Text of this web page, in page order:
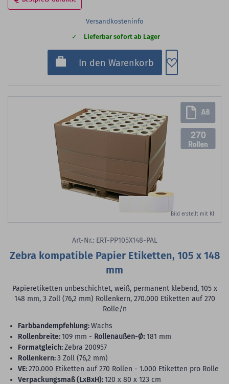
Versandkosteninfo
Lieferbar sofort ab Lager
In den Warenkorb Zum
270
Bild erstellt mit KI
Art-Nr.: ERT-PP105X148-PAL
Zebra kompatible Papier Etiketten, 105 x 148
mm
Papieretiketten unbeschichtet, weiß, permanent klebend, 105 x
148 mm, 3 Zoll (76,2 mm) Rollenkern, 270.000 Etiketten auf 270
Rolle/n
Farbbandempfehlung:Wachs
Rollenbreite:109 mm - Rollenaußen-Ø: 181 mm
Formatgleich:Zebra 200957
Rollenkern:3 Zoll (76,2 mm)
VE:270.000 Etiketten auf 270 Rollen - 1.000 Etiketten pro Rolle
Verpackungsmaß (LxBxH):120 x 80 x 123 cm